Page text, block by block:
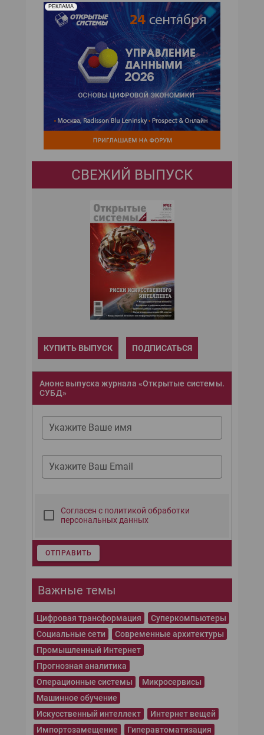
РЕКЛАМА
СВЕЖИЙ ВЫПУСК
КУПИТЬ ВЫПУСК ПОДПИСАТЬСЯ
Анонс выпуска журнала «Открытые системы.
СУБД»
Укажите Ваше имя
Укажите Ваш Email
Согласен с политикой обработки
персональных данных
ОТПРАВИТЬ
Важные темы
Цифровая трансформация
Суперкомпьютеры
Социальные сети
Современные архитектуры
Промышленный Интернет
Прогнозная аналитика
Операционные системы
Микросервисы
Машинное обучение
Искусственный интеллект
Интернет вещей
Импортозамещение
Гиперавтоматизация